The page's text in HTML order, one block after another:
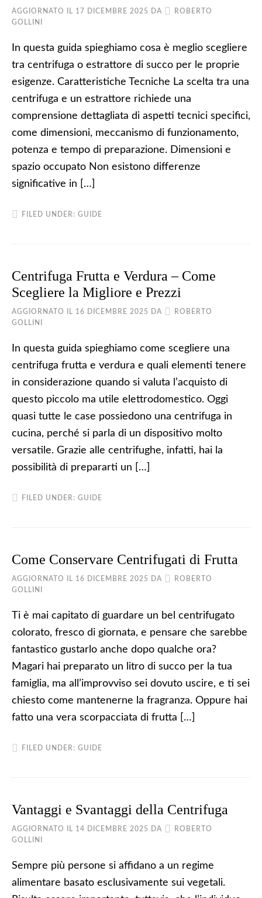
AGGIORNATO IL 17 DICEMBRE 2025 DA
ROBERTO
GOLLINI
In questa guida spieghiamo cosa è meglio scegliere
tra centrifuga o estrattore di succo per le proprie
esigenze. Caratteristiche Tecniche La scelta tra una
centrifuga e un estrattore richiede una
comprensione dettagliata di aspetti tecnici specifici,
come dimensioni, meccanismo di funzionamento,
potenza e tempo di preparazione. Dimensioni e
spazio occupato Non esistono differenze
significative in […]
FILED UNDER: GUIDE
Centrifuga Frutta e Verdura – Come
Scegliere la Migliore e Prezzi
AGGIORNATO IL 16 DICEMBRE 2025 DA
ROBERTO
GOLLINI
In questa guida spieghiamo come scegliere una
centrifuga frutta e verdura e quali elementi tenere
in considerazione quando si valuta l’acquisto di
questo piccolo ma utile elettrodomestico. Oggi
quasi tutte le case possiedono una centrifuga in
cucina, perché si parla di un dispositivo molto
versatile. Grazie alle centrifughe, infatti, hai la
possibilità di prepararti un […]
FILED UNDER: GUIDE
Come Conservare Centrifugati di Frutta
AGGIORNATO IL 16 DICEMBRE 2025 DA
ROBERTO
GOLLINI
Ti è mai capitato di guardare un bel centrifugato
colorato, fresco di giornata, e pensare che sarebbe
fantastico gustarlo anche dopo qualche ora?
Magari hai preparato un litro di succo per la tua
famiglia, ma all’improvviso sei dovuto uscire, e ti sei
chiesto come mantenerne la fragranza. Oppure hai
fatto una vera scorpacciata di frutta […]
FILED UNDER: GUIDE
Vantaggi e Svantaggi della Centrifuga
AGGIORNATO IL 14 DICEMBRE 2025 DA
ROBERTO
GOLLINI
Sempre più persone si affidano a un regime
alimentare basato esclusivamente sui vegetali.